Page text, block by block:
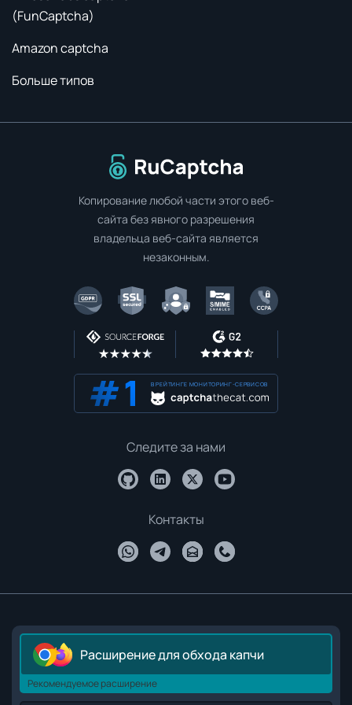
(FunCaptcha)
Amazon captcha
Больше типов
Перейти на главную страницу
Копирование любой части этого веб-
сайта без явного разрешения
владельца веб-сайта является
незаконным.
В РЕЙТИНГЕ МОНИТОРИНГ-СЕРВИСОВ
Следите за нами
Контакты
Расширение для обхода капчи
Рекомендуемое расширение